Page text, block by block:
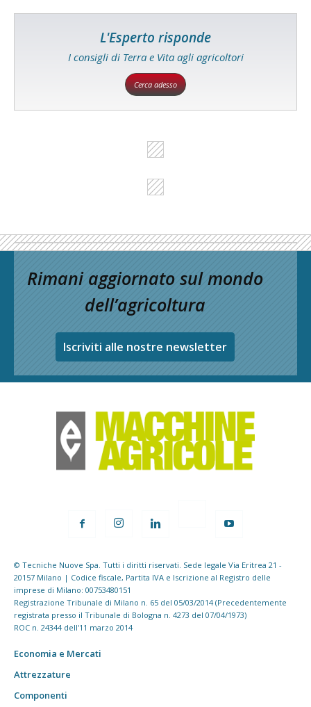
L'Esperto risponde
I consigli di Terra e Vita agli agricoltori
Cerca adesso
Rimani aggiornato sul mondo
dell’agricoltura
Iscriviti alle nostre newsletter
© Tecniche Nuove Spa. Tutti i diritti riservati. Sede legale Via Eritrea 21 -
20157 Milano | Codice fiscale, Partita IVA e Iscrizione al Registro delle
imprese di Milano: 00753480151
Registrazione Tribunale di Milano n. 65 del 05/03/2014 (Precedentemente
registrata presso il Tribunale di Bologna n. 4273 del 07/04/1973)
ROC n. 24344 dell'11 marzo 2014
Economia e Mercati
Attrezzature
Componenti